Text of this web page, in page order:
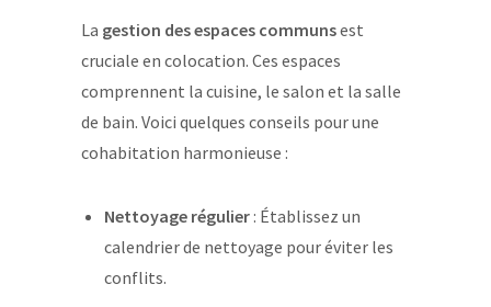
La gestion des espaces communsest
cruciale en colocation. Ces espaces
comprennent la cuisine, le salon et la salle
de bain. Voici quelques conseils pour une
cohabitation harmonieuse :
Nettoyage régulier: Établissez un
calendrier de nettoyage pour éviter les
conflits.